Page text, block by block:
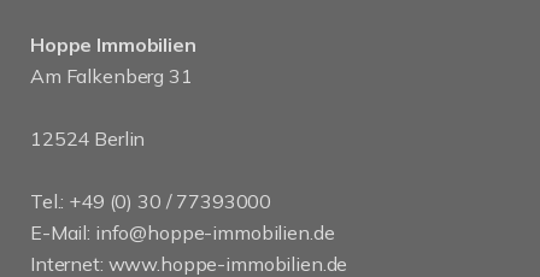
Hoppe Immobilien
Am Falkenberg 31
12524 Berlin
Tel.: +49 (0) 30 / 77393000
E-Mail: info@hoppe-immobilien.de
Internet: www.hoppe-immobilien.de